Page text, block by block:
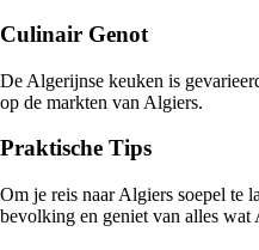
Culinair Genot
De Algerijnse keuken is
op de markten van Algiers.
Praktische Tips
Om je reis naar Algiers soepel te
bevolking en geniet van alles wat